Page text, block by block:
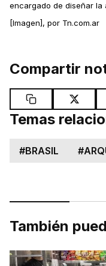
encargado de diseñar la
[Imagen], por Tn.com.ar
Compartir
Temas
#BRASIL #
También